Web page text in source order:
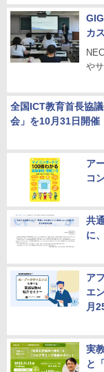
カ
や
全国ICT教育首長協
会」を10月31日開催
ア
コ
共
に
ア
エ
月
実
と